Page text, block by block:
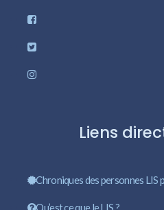
Liens
Chroniques des personnes LIS
Qu’est ce que le LIS ?